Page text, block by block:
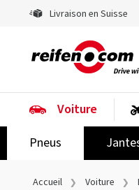
Livraison en Suisse
Voiture
Pneus
Accueil Voiture